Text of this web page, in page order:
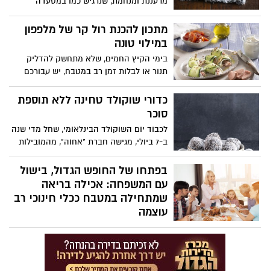
איטלקית בלי לצאת מהבית. .... מדובר במנה
מלאת טעם ומתאימה לכל ארוחה: מתכון
להכנת פסטה עם פסטו וטונה.
מתכון להכנת רול קר של מלפפון
במילוי טונה
בימי הקיץ החמים, שלא מתחשק להדליק
תנור או לבלות זמן רב במטבח, יש עבורכם
מתכון להכנת רולים קרים של מלפפון במילוי
טונה, של מותג הטונה ריו מרה.
כדורי שוקולד טחינה ללא תוספת
סוכר
לכבוד יום השוקולד הבינלאומי, שחל מדי שנה
ב-7 ביולי, מגישה חברת "אחוה", מהמובילות
בישראל בייצור טחינה, חלוה ודברי מאפה,
מתכון חגיגי ומיוחד לכדורי שוקולד בגרסה
מקורית ועם טוויסט: כדורי שוקולד טחינה
ללא תוספת סוכר. העוגיות במרקם עשיר
ובטעם מפנק של שוקולד ונגיעה של טחינה,
בשימוש ממרח טחינה בטעם שוקולד ללא
תוספת סוכר של אחוה. המתכון קל ומהיר
להכנה, ללא צורך באפייה - אידיאלי להכנה
עם ילדים, או כקינוח מרשים לאירוח קייצי.
בפתחו של החופש הגדול, בישול
עם המשפחה: אכילה בריאה
שמתחילה במטבח ככלי חינוכי רב
עוצמה
בעולם שבו אורח החיים המהיר והאוכל
המעובד שינו את פניה של הצלחת
המשפחתית, בישול ביתי הוא לא רק עניין של
טעם אלא בחירה באורח חיים בריא, מחבר